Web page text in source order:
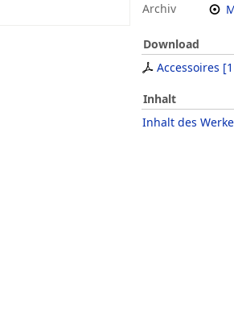
Archiv
Download
Accessoires [
Inhalt
Inhalt des